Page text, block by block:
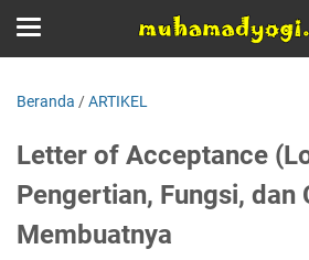
Beranda /ARTIKEL
Letter of Acceptance
Pengertian, Fungsi, dan
Membuatnya